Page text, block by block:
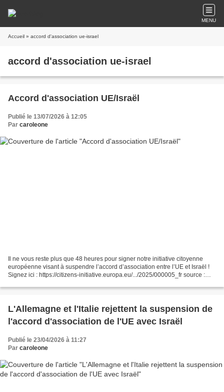
MENU
Accueil » accord d'association ue-israel
accord d'association ue-israel
Accord d'association UE/Israël
Publié le 13/07/2026 à 12:05
Par caroleone
Il ne vous reste plus que 48 heures pour signer notre initiative citoyenne
européenne visant à suspendre l’accord d’association entre l’UE et Israël !
Signez ici : https://citizens-initiative.europa.eu/.../2025/000005_fr source :
L'Allemagne et l'Italie rejettent la suspension de
l'accord d'association de l'UE avec Israël
Publié le 23/04/2026 à 11:27
Par caroleone